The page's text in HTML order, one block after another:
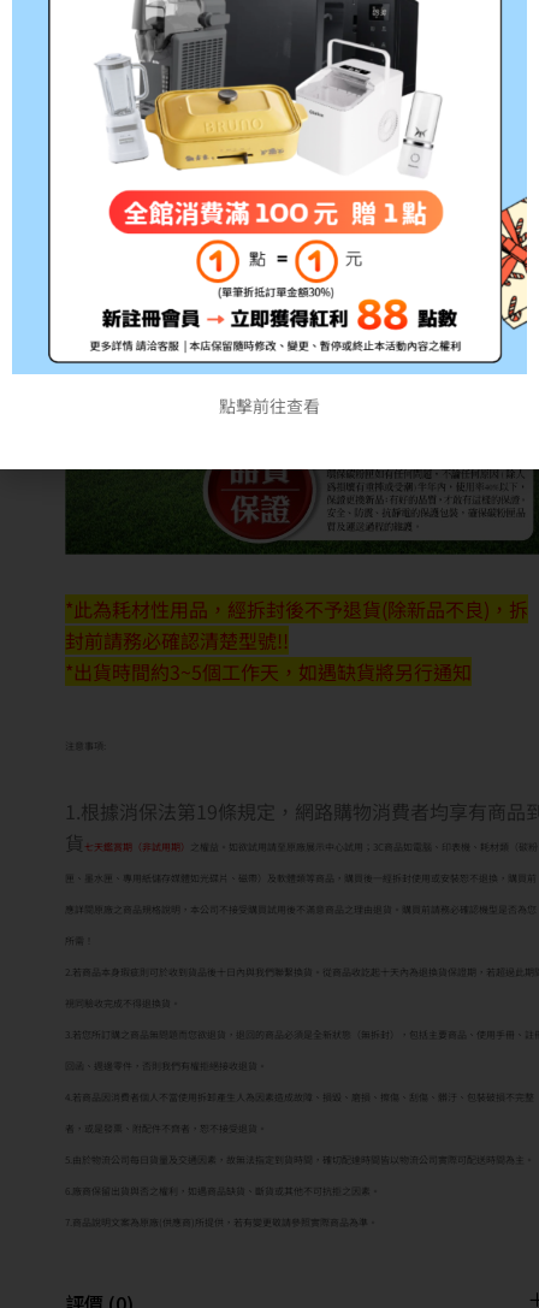
*此為耗材性用品，經拆封後不予退貨(除新品不良)，拆
封前請務必確認清楚型號!!
*出貨時間約3~5個工作天，如遇缺貨將另行通知
注意事項:
1.根據消保法第19條規定，網路購物消費者均享有商品
貨 七天鑑賞期（非試用期） 之權益。如欲試用請至原廠展示中心試用；3C商品如電腦、印表機、耗材類（碳粉
匣、墨水匣、專用紙儲存媒體如光碟片、磁帶）及軟體類等商品，購買後一經拆封使用或安裝恕不退換，購買前
應詳閱原廠之商品規格說明，本公司不接受購買試用後不滿意商品之理由退貨。購買前請務必確認機型是否為您
所需！
2.若商品本身瑕疵則可於收到貨品後十日內與我們聯繫換貨。從商品收訖起十天內為退換貨保證期，若超過此期
視同驗收完成不得退換貨。
3.若您所訂購之商品無問題而您欲退貨，退回的商品必須是全新狀態（無拆封），包括主要商品、使用手冊、註
回函、週邊零件，否則我們有權拒絕接收退貨。
4.若商品因消費者個人不當使用拆卸產生人為因素造成故障、損毀、磨損、擦傷、刮傷、髒汙、包裝破損不完整
者，或是發票、附配件不齊者，恕不接受退貨。
5.由於物流公司每日貨量及交通因素，故無法指定到貨時間，確切配達時間皆以物流公司實際可配送時間為主。
6.廠商保留出貨與否之權利，如遇商品缺貨、斷貨或其他不可抗拒之因素。
7.商品說明文案為原廠(供應商)所提供，若有變更敬請參照實際商品為準。
點擊前往查看